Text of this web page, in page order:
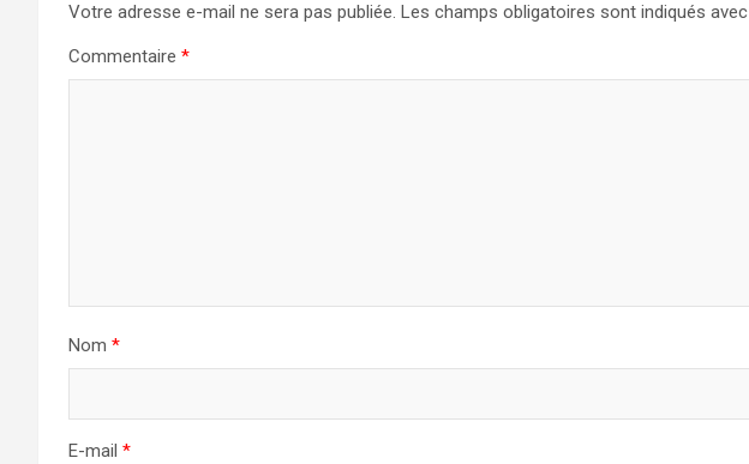
Votre adresse e-mail ne sera pas publiée. Les champs obligatoires sont indiqués avec
Commentaire *
Nom *
E-mail *